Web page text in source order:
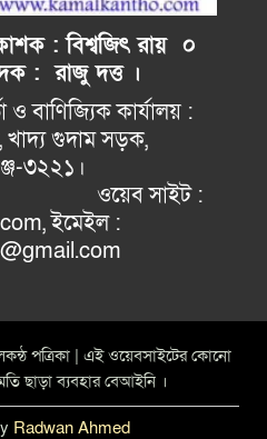
: বিশ্বজিৎ রায় ০
: রাজু দত্ত ।
কার্যালয় :
খাদ্য গুদাম সড়ক,
কমলগঞ্জ-৩২২১।
:
ইমেইল :
পত্রিকা | এই ওয়েবসাইটের কোনো
ছাড়া ব্যবহার বেআইনি ।
Radwan Ahmed